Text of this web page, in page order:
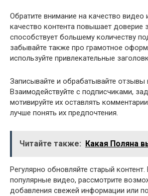
Обратите внимание на качество видео
качество контента повышает доверие
способствует большему количеству
забывайте также про грамотное
используйте привлекательные
Записывайте и обрабатывайте отзывы
Взаимодействуйте с подписчиками,
мотивируйте их оставлять
лучше понять их предпочтения.
Читайте также: Какая Поляна
Регулярно обновляйте старый контент.
популярные видео, рассмотрите
добавления свежей информации или